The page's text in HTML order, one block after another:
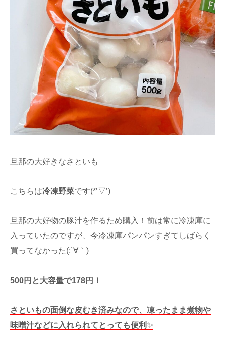
旦那の大好きなさといも
こちらは冷凍野菜です(*’▽’)
旦那の大好物の豚汁を作るため購入！前は常に冷凍庫に
入っていたのですが、今冷凍庫パンパンすぎてしばらく
買ってなかった(;´∀｀)
500円と大容量で178円！
さといもの面倒な皮むき済みなので、凍ったまま煮物や
味噌汁などに入れられてとっても便利✨